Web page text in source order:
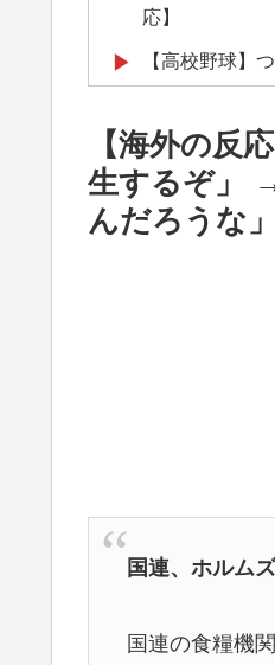
応】
▶ 【高校野球】
▶ 海外「先進国
▶
日本人「敷地
ｗｗｗ【タイ人
外国人「2002
外国人「米・
ワイ「飯食う
米：トランプ
▶
サポの本音が
▶ 海外「お前ら
【海外の反
生するぞ」
んだろうな
国連、ホルム
国連の食糧機